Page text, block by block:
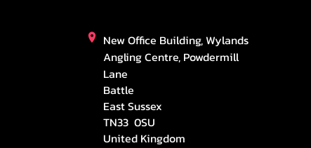
New Office Building, Wylands
Angling Centre, Powdermill
Lane
Battle
East Sussex
TN33 0SU
United Kingdom